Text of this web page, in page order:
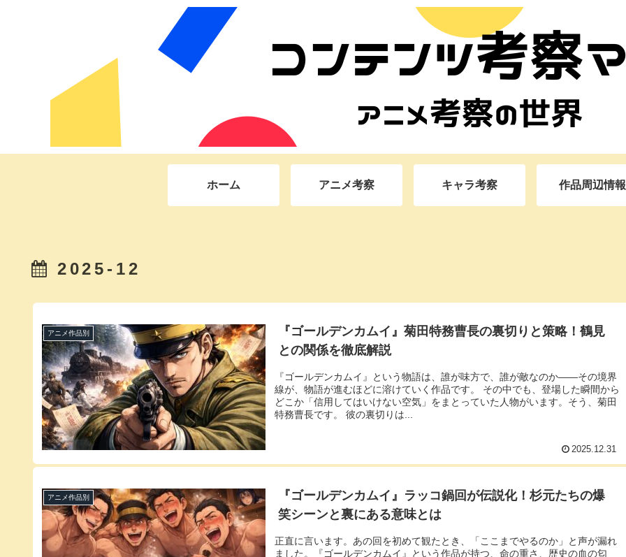
ホーム アニメ考察 キャラ考察 作品周辺情報
2025-12
アニメ作品別
『ゴールデンカムイ』菊田特務曹長の裏切りと策略！鶴見
との関係を徹底解説
『ゴールデンカムイ』という物語は、誰が味方で、誰が敵なのか――その境界
線が、物語が進むほどに溶けていく作品です。 その中でも、登場した瞬間から
どこか「信用してはいけない空気」をまとっていた人物がいます。そう、菊田
特務曹長です。 彼の裏切りは...
2025.12.31
アニメ作品別
『ゴールデンカムイ』ラッコ鍋回が伝説化！杉元たちの爆
笑シーンと裏にある意味とは
正直に言います。あの回を初めて観たとき、「ここまでやるのか」と声が漏れ
ました。『ゴールデンカムイ』という作品が持つ、命の重さ、歴史の血の匂